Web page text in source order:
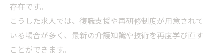
存在です。
こうした求人では、復職支援や再研修制度が用意されて
いる場合が多く、最新の介護知識や技術を再度学び直す
ことができます。